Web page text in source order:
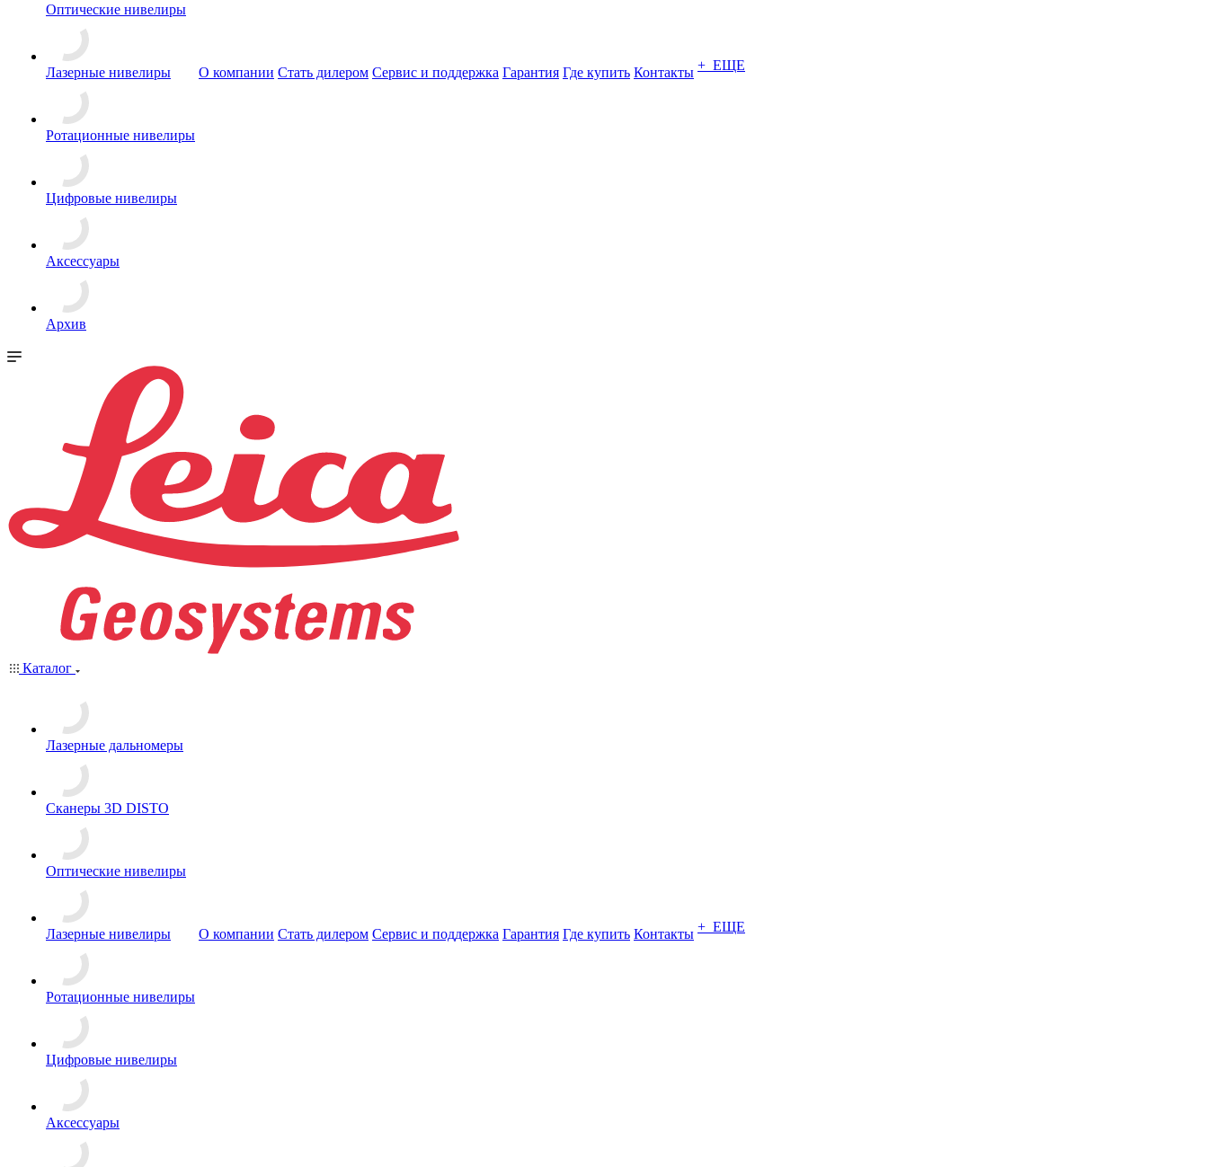
Оптические нивелиры
Лазерные нивелиры
Ротационные нивелиры
Цифровые нивелиры
Аксессуары
Архив
О компании Стать дилером Сервис и поддержка Гарантия Где купить Контакты + ЕЩЕ
Каталог
Лазерные дальномеры
Сканеры 3D DISTO
Оптические нивелиры
Лазерные нивелиры
Ротационные нивелиры
Цифровые нивелиры
Аксессуары
О компании Стать дилером Сервис и поддержка Гарантия Где купить Контакты + ЕЩЕ